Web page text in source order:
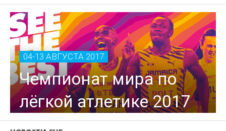
04-13 АВГУСТА 2017
Чемпионат мира по
лёгкой атлетике 2017